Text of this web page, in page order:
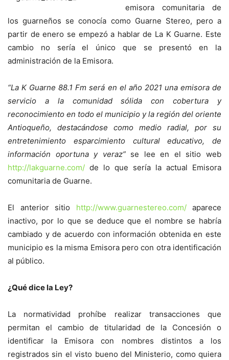
emisora comunitaria de
los guarneños se conocía como Guarne Stereo, pero a
partir de enero se empezó a hablar de La K Guarne. Este
cambio no sería el único que se presentó en la
administración de la Emisora.
“La K Guarne 88.1 Fm será en el año 2021 una emisora de
servicio a la comunidad sólida con cobertura y
reconocimiento en todo el municipio y la región del oriente
Antioqueño, destacándose como medio radial, por su
entretenimiento esparcimiento cultural educativo, de
información oportuna y veraz” se lee en el sitio web
http://lakguarne.com/ de lo que sería la actual Emisora
comunitaria de Guarne.
El anterior sitio http://www.guarnestereo.com/aparece
inactivo, por lo que se deduce que el nombre se habría
cambiado y de acuerdo con información obtenida en este
municipio es la misma Emisora pero con otra identificación
al público.
¿Qué dice la Ley?
La normatividad prohíbe realizar transacciones que
permitan el cambio de titularidad de la Concesión o
identificar la Emisora con nombres distintos a los
registrados sin el visto bueno del Ministerio, como quiera